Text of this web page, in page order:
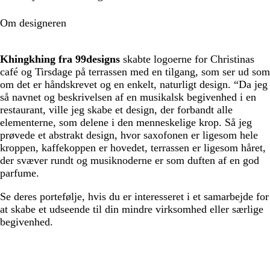
Om designeren
Khingkhing fra 99designs skabte logoerne for Christinas
café og Tirsdage på terrassen med en tilgang, som ser ud som
om det er håndskrevet og en enkelt, naturligt design. “Da jeg
så navnet og beskrivelsen af en musikalsk begivenhed i en
restaurant, ville jeg skabe et design, der forbandt alle
elementerne, som delene i den menneskelige krop. Så jeg
prøvede et abstrakt design, hvor saxofonen er ligesom hele
kroppen, kaffekoppen er hovedet, terrassen er ligesom håret,
der svæver rundt og musiknoderne er som duften af en god
parfume.
Se deres portefølje, hvis du er interesseret i et samarbejde for
at skabe et udseende til din mindre virksomhed eller særlige
begivenhed.